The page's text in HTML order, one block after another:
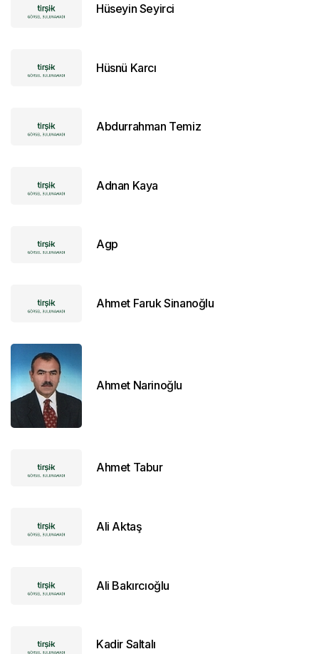
Hüseyin Seyirci
Hüsnü Karcı
Abdurrahman Temiz
Adnan Kaya
Agp
Ahmet Faruk Sinanoğlu
Ahmet Narinoğlu
Ahmet Tabur
Ali Aktaş
Ali Bakırcıoğlu
Kadir Saltalı